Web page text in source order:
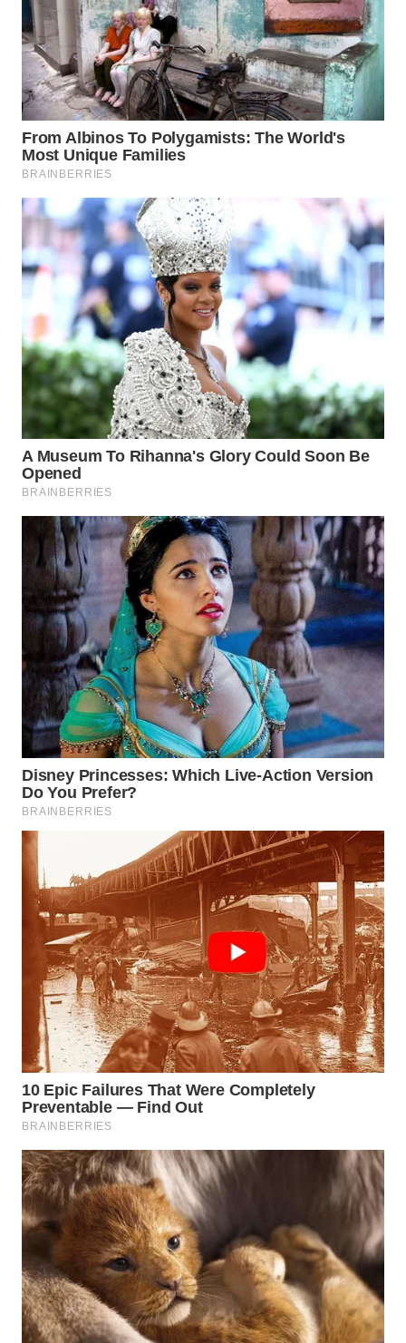
PRIANGAN
TIMUR
WN
SEMARANG
WN
SOLO
WN
BOROBUDUR
MADURA
WN
SURABAYA
WN
NATUNA
WN
WN
MANDALIKA
WN
LIKUPANG
WN
LABUANBAJO
WN
BORNEO
Wahana
Media
Group
WAHANA
NEWS
WAHANA
TANI
WAHANA
ADVOKAT
WAHANA
INFRASTRUKTUR
WAHANA
KONSUMEN
WAHANA
WAHANA
TRAVEL